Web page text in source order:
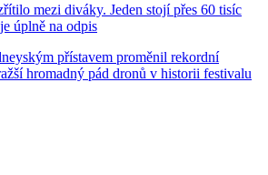
mezi diváky. Jeden stojí přes 60 tisíc
úplně na odpis
přístavem proměnil rekordní
hromadný pád dronů v historii festivalu